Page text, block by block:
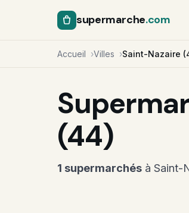
supermarche.com
Accueil Villes Saint-Nazaire
(44)
1 supermarchés à Saint-